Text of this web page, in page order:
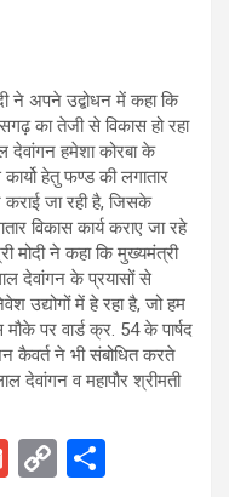
ने अपने उद्बोधन में कहा कि
का तेजी से विकास हो रहा
देवांगन हमेशा कोरबा के
हेतु फण्ड की लगातार
कराई जा रही है, जिसके
विकास कार्य कराए जा रहे
मोदी ने कहा कि मुख्यमंत्री
देवांगन के प्रयासों से
उद्योगों में हे रहा है, जो हम
पर वार्ड क्र. 54 के पार्षद
कैवर्त ने भी संबोधित करते
देवांगन व महापौर श्रीमती
G
C